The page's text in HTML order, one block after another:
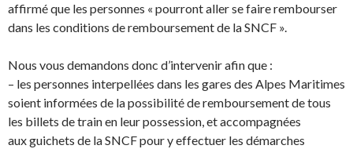
affirmé que les personnes « pourront aller se faire rembourser
dans les conditions de remboursement de la SNCF ».
Nous vous demandons donc d’intervenir afin que :
– les personnes interpellées dans les gares des Alpes Maritimes
soient informées de la possibilité de remboursement de tous
les billets de train en leur possession, et accompagnées
aux guichets de la SNCF pour y effectuer les démarches